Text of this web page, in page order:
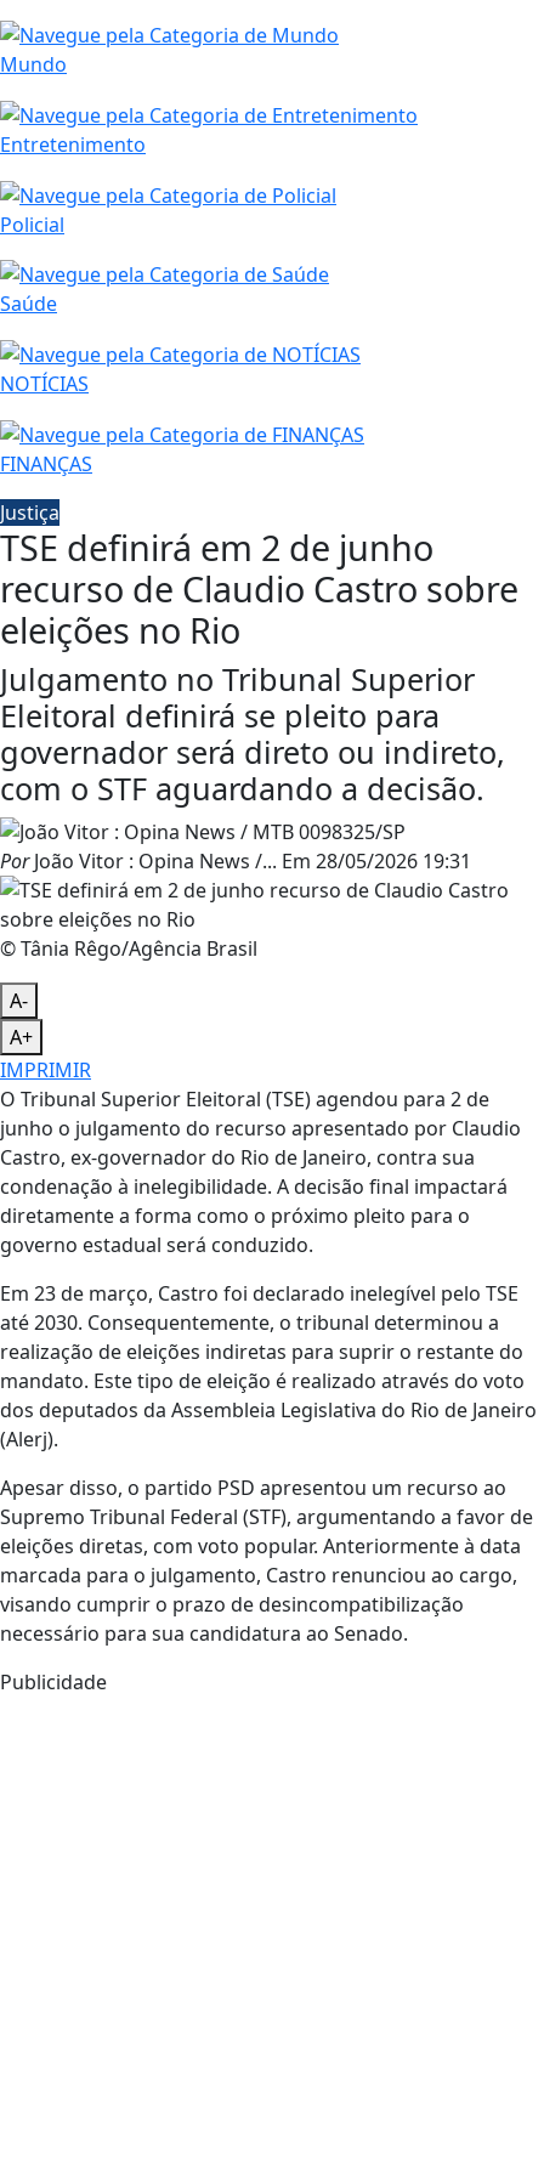
Mundo
Entretenimento
Policial
Saúde
NOTÍCIAS
FINANÇAS
Justiça
TSE definirá em 2 de junho
recurso de Claudio Castro sobre
eleições no Rio
Julgamento no Tribunal Superior
Eleitoral definirá se pleito para
governador será direto ou indireto,
com o STF aguardando a decisão.
PorJoão Vitor : Opina News /... Em 28/05/2026 19:31
© Tânia Rêgo/Agência Brasil
A-
A+
IMPRIMIR
O Tribunal Superior Eleitoral (TSE) agendou para 2 de
junho o julgamento do recurso apresentado por Claudio
Castro, ex-governador do Rio de Janeiro, contra sua
condenação à inelegibilidade. A decisão final impactará
diretamente a forma como o próximo pleito para o
governo estadual será conduzido.
Em 23 de março, Castro foi declarado inelegível pelo TSE
até 2030. Consequentemente, o tribunal determinou a
realização de eleições indiretas para suprir o restante do
mandato. Este tipo de eleição é realizado através do voto
dos deputados da Assembleia Legislativa do Rio de Janeiro
(Alerj).
Apesar disso, o partido PSD apresentou um recurso ao
Supremo Tribunal Federal (STF), argumentando a favor de
eleições diretas, com voto popular. Anteriormente à data
marcada para o julgamento, Castro renunciou ao cargo,
visando cumprir o prazo de desincompatibilização
necessário para sua candidatura ao Senado.
Publicidade